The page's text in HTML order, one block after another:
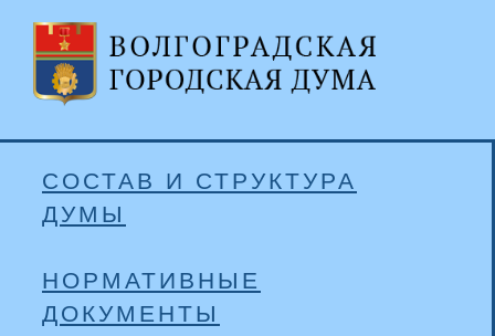
СОСТАВ И СТРУКТУРА
ДУМЫ
НОРМАТИВНЫЕ
ДОКУМЕНТЫ